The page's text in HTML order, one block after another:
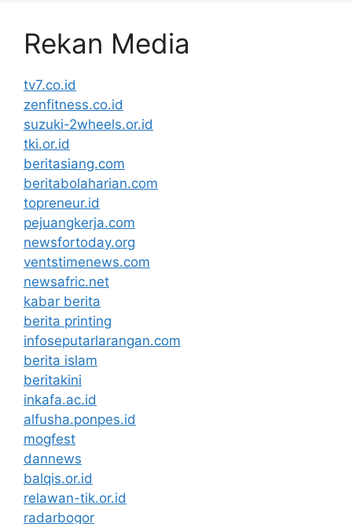
Rekan Media
tv7.co.id
zenfitness.co.id
suzuki-2wheels.or.id
tki.or.id
beritasiang.com
beritabolaharian.com
topreneur.id
pejuangkerja.com
newsfortoday.org
ventstimenews.com
newsafric.net
kabar berita
berita printing
infoseputarlarangan.com
berita islam
beritakini
inkafa.ac.id
alfusha.ponpes.id
mogfest
dannews
balqis.or.id
relawan-tik.or.id
radarbogor